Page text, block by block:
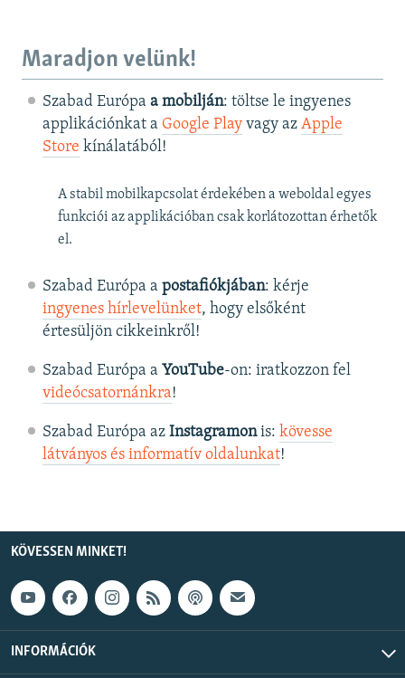
Maradjon velünk!
Szabad Európa a mobilján: töltse le ingyenes
applikációnkat a Google Playvagy az Apple
Store kínálatából!
A stabil mobilkapcsolat érdekében a weboldal egyes
funkciói az applikációban csak korlátozottan érhetők
el.
Szabad Európa a postafiókjában: kérje
ingyenes hírlevelünket, hogy elsőként
értesüljön cikkeinkről!
Szabad Európa a YouTube-on: iratkozzon fel
videócsatornánkra!
Szabad Európa az Instagramonis: kövesse
látványos és informatív oldalunkat! ​
KÖVESSEN MINKET!
INFORMÁCIÓK